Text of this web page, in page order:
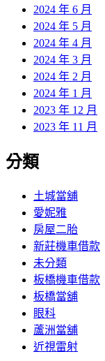
2024 年 6 月
2024 年 5 月
2024 年 4 月
2024 年 3 月
2024 年 2 月
2024 年 1 月
2023 年 12 月
2023 年 11 月
分類
土城當舖
愛妮雅
房屋二胎
新莊機車借款
未分類
板橋機車借款
板橋當舖
眼科
蘆洲當舖
近視雷射